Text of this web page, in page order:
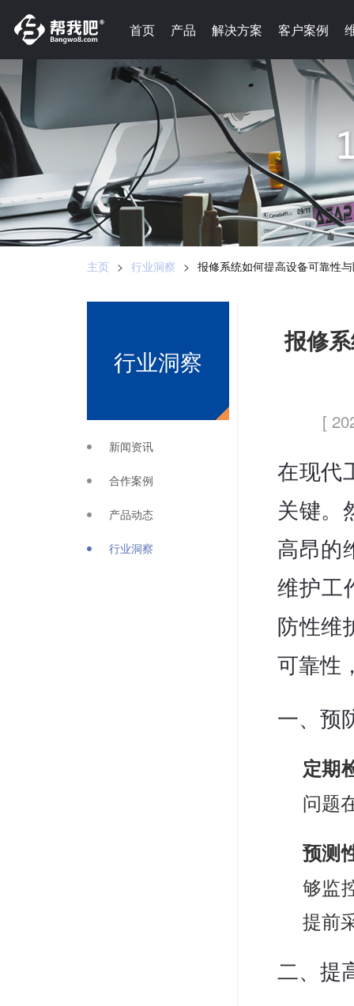
首页 产品 解决方案 客户案例
首页 产品 解决方案 客户案例
主页 > 行业洞察 > 报修系统如何提高设备可靠性
行业洞察
新闻资讯
合作案例
产品动态
行业洞察
报修
[
在现代
关键。
高昂的
维护工
防性维
可靠性
一、预
定期
问题
预测
够监
提前
二、提